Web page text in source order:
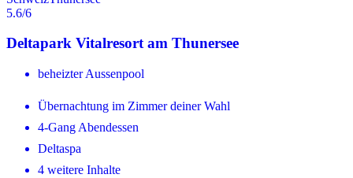
5.6/6
Deltapark Vitalresort am Thunersee
beheizter Aussenpool
Übernachtung im Zimmer deiner Wahl
4-Gang Abendessen
Deltaspa
4 weitere Inhalte